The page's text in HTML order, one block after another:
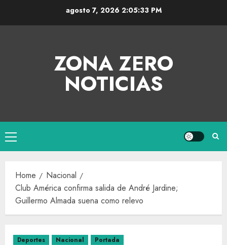
agosto 7, 2026 2:05:33 PM
ZONA ZERO
NOTICIAS
Home
Nacional
Club América confirma salida de André Jardine;
Guillermo Almada suena como relevo
Deportes Nacional Portada